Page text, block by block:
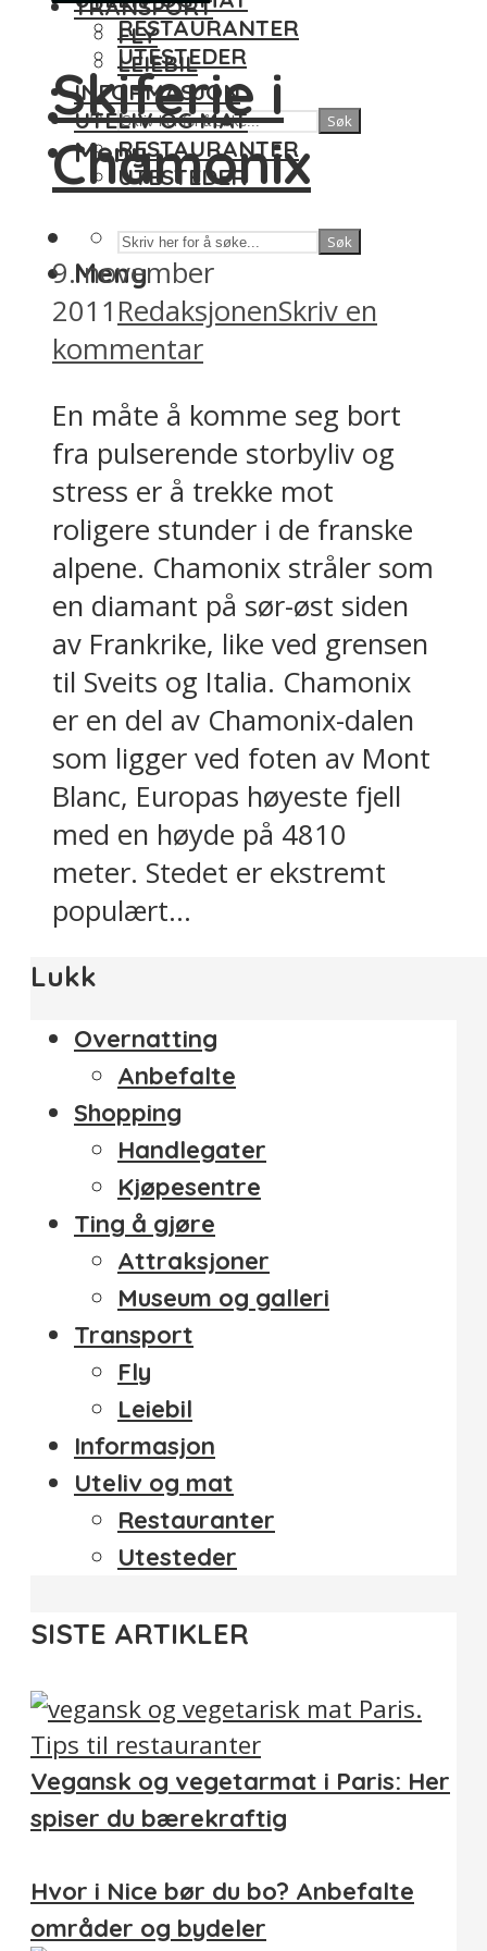
RESTAURANTER
UTESTEDER
Søk
Meny
TRANSPORT
FLY
LEIEBIL
INFORMASJON
UTELIV OG MAT
RESTAURANTER
UTESTEDER
Søk
Meny
Skiferie i
Chamonix
9. november
2011 RedaksjonenSkriv en
kommentar
En måte å komme seg bort
fra pulserende storbyliv og
stress er å trekke mot
roligere stunder i de franske
alpene. Chamonix stråler som
en diamant på sør-øst siden
av Frankrike, like ved grensen
til Sveits og Italia. Chamonix
er en del av Chamonix-dalen
som ligger ved foten av Mont
Blanc, Europas høyeste fjell
med en høyde på 4810
meter. Stedet er ekstremt
populært...
Lukk
Overnatting
Anbefalte
Shopping
Handlegater
Kjøpesentre
Ting å gjøre
Attraksjoner
Museum og galleri
Transport
Fly
Leiebil
Informasjon
Uteliv og mat
Restauranter
Utesteder
SISTE ARTIKLER
Vegansk og vegetarmat i Paris: Her
spiser du bærekraftig
Hvor i Nice bør du bo? Anbefalte
områder og bydeler